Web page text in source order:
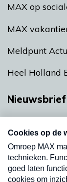
MAX op
MAX
Meldpunt
Heel Holland
Nieuwsbrief
nieuwsbrief.
uw mailbox.